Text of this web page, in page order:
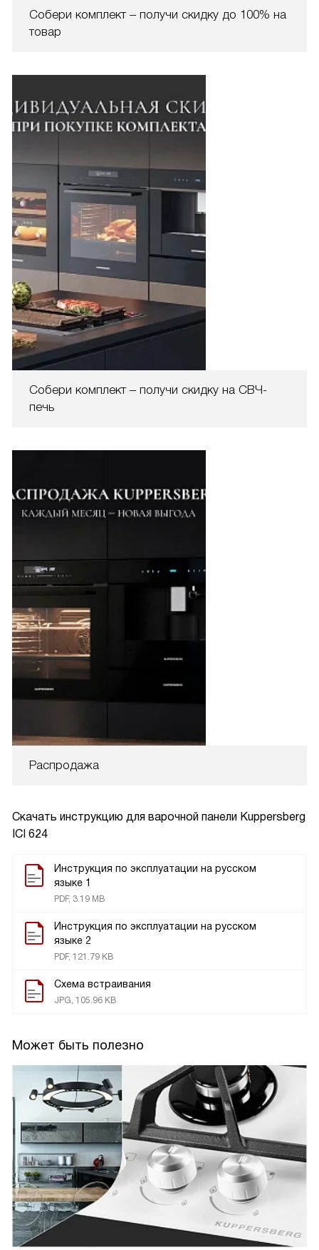
Собери комплект – получи скидку до 100% на
товар
Собери комплект – получи скидку на СВЧ-
печь
Распродажа
Скачать инструкцию для варочной панели Kuppersberg
ICI 624
Инструкция по эксплуатации на русском
языке 1
PDF, 3.19 MB
Инструкция по эксплуатации на русском
языке 2
PDF, 121.79 KB
Схема встраивания
JPG, 105.96 KB
Может быть полезно